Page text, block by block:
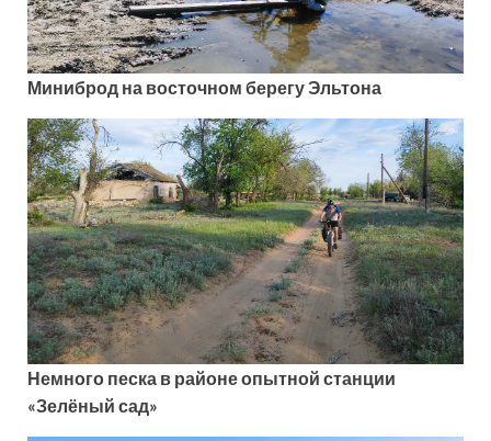
Миниброд на восточном берегу Эльтона
Немного песка в районе опытной станции
«Зелёный сад»